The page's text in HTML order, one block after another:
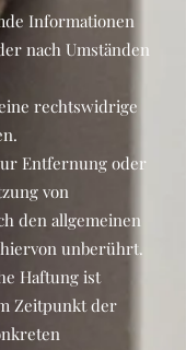
Informationen
nach Umständen
rechtswidrige
Entfernung oder
von
den allgemeinen
unberührt.
Haftung ist
Zeitpunkt der